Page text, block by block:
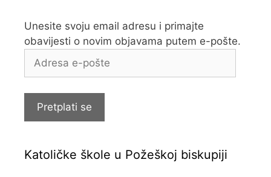
Unesite svoju email adresu i primajte
obavijesti o novim objavama putem e-pošte.
Adresa
Pretplati se
Katoličke škole u Požeškoj biskupiji